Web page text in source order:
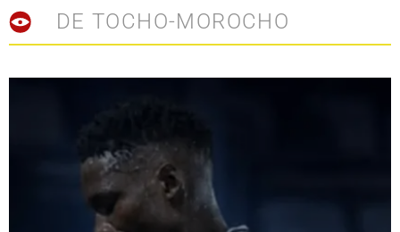
DE TOCHO-MOROCHO